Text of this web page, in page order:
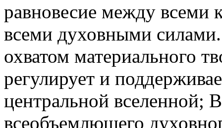
равновесие между всеми
всеми духовными
охватом материального
регулирует и
центральной вселенной;
всеобъемлющего